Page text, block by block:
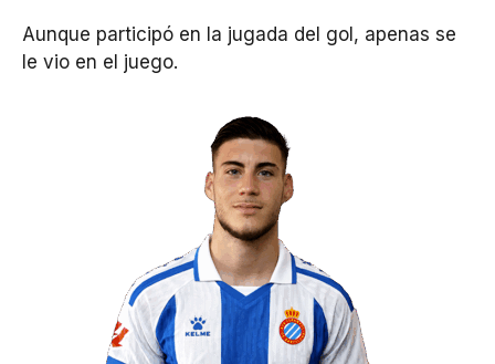
Aunque participó en la jugada del gol, apenas se
le vio en el juego.